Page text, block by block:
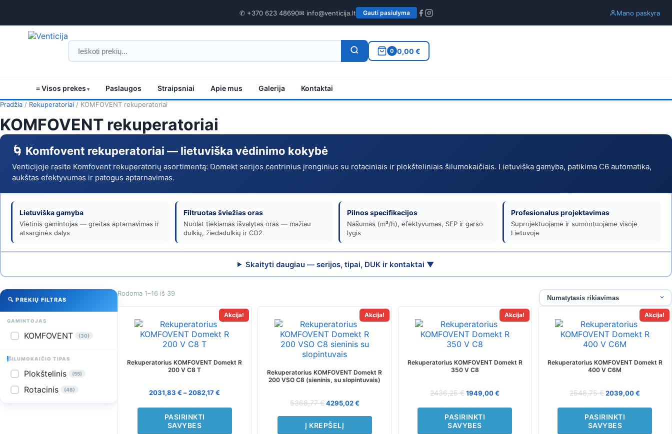
✆ +370 623 48690✉ info@venticija.lt Gauti pasiulyma Mano paskyra
0 0,00 €
≡ Visos prekes Paslaugos Straipsniai Apie mus Galerija Kontaktai
KOMFOVENT
rekuperatoriai
pirkti
internetu
Venticija
Pradžia / Rekuperatoriai / KOMFOVENT rekuperatoriai
KOMFOVENT rekuperatoriai
🌀 Komfovent rekuperatoriai — lietuviška vėdinimo kokybė
Venticijoje rasite Komfovent rekuperatorių asortimentą: Domekt serijos centrinius įrenginius su rotaciniais ir plokšteliniais šilumokaičiais. Lietuviška gamyba, patikima C6 automatika,
aukštas efektyvumas ir patogus aptarnavimas.
Lietuviška gamyba
Vietinis gamintojas — greitas aptarnavimas ir
atsarginės dalys
Filtruotas šviežias oras
Nuolat tiekiamas išvalytas oras — mažiau
dulkių, žiedadulkių ir CO2
Pilnos specifikacijos
Našumas (m³/h), efektyvumas, SFP ir garso
lygis
Profesionalus projektavimas
Suprojektuojame ir sumontuojame visoje
Lietuvoje
Skaityti daugiau — serijos, tipai, DUK ir kontaktai ▼
🔍 PREKIŲ FILTRAS
GAMINTOJAS
KOMFOVENT (30)
ŠILUMOKAIČIO TIPAS
Plokštelinis (55)
Rotacinis (48)
Rodoma 1–16 iš 39
Akcija!
Rekuperatorius KOMFOVENT Domekt R
200 V C8 T
2031,83€ –2082,17€
PASIRINKTI
SAVYBES
product
has
multiple
variants.
The
may
chosen
on
the
Akcija!
Rekuperatorius KOMFOVENT Domekt R
200 VSO C8 (sieninis, su slopintuvais)
5368,77€4295,02€
Į KREPŠELĮ
Akcija!
Rekuperatorius KOMFOVENT Domekt R
350 V C8
2436,25€1949,00€
PASIRINKTI
SAVYBES
product
has
multiple
variants.
The
may
be
chosen
on
the
Akcija!
Rekuperatorius KOMFOVENT Domekt R
400 V C6M
2548,75€ 2039,00€
PASIRINKTI
SAVYBES
product
has
multiple
variants.
The
may
be
chosen
on
the